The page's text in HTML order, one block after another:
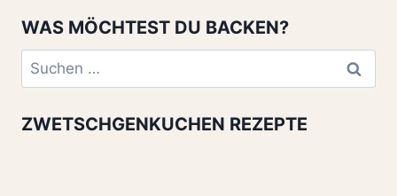
WAS MÖCHTEST DU BACKEN?
Suchen
nach:
ZWETSCHGENKUCHEN REZEPTE